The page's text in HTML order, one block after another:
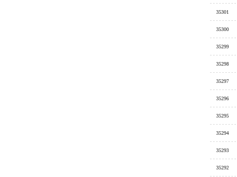
35301
35300
35299
35298
35297
35296
35295
35294
35293
35292